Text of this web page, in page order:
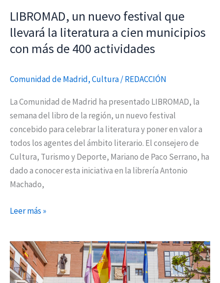
LIBROMAD, un nuevo festival que
llevará la literatura a cien municipios
con más de 400 actividades
Comunidad de Madrid,Cultura/REDACCIÓN
La Comunidad de Madrid ha presentado LIBROMAD, la
semana del libro de la región, un nuevo festival
concebido para celebrar la literatura y poner en valor a
todos los agentes del ámbito literario. El consejero de
Cultura, Turismo y Deporte, Mariano de Paco Serrano, ha
dado a conocer esta iniciativa en la librería Antonio
Machado,
cien
municipios
con
más
400
Leer más »
Torrejón
de
Ardoz